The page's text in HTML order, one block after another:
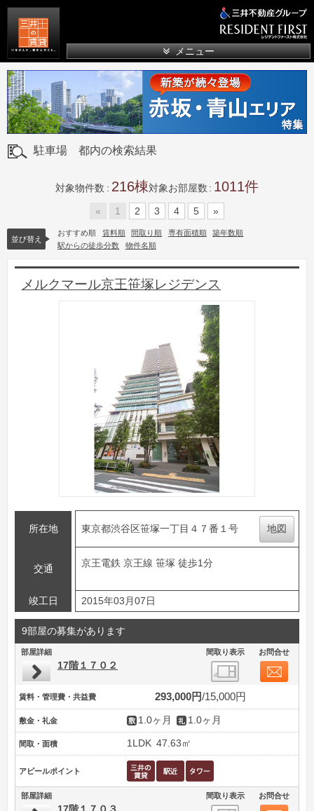
メニュー
駐車場 都内の検索結果
対象物件数 216 対象お部屋数 1011
« 1 2 3 4 5 »
並び替え
おすすめ順 賃料順 間取り順 専有面積順
築年数順
駅からの徒歩分数
物件名順
メルクマール京王笹塚レジデンス
所在地 東京都渋谷区笹塚一丁目４７番１号 地図
交通
京王電鉄 京王線 笹塚 徒歩1分
竣工日 2015年03月07日
9部屋の募集があります
部屋詳細 間取り表示 お問合せ
17階１７０２
賃料・管理費・共益費 293,000円 15,000円
敷金・礼金 1.0ヶ月 1.0ヶ月
間取・面積 1LDK 47.63㎡
アピールポイント
部屋詳細 間取り表示 お問合せ